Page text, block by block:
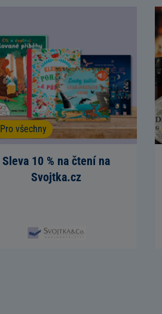
Pro všechny
Sleva 10 % na čtení na
Svojtka.cz